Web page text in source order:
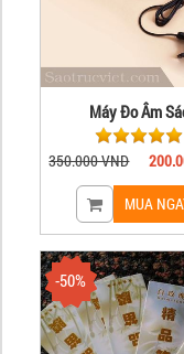
Máy Đo Âm
350.000 VND
-50%